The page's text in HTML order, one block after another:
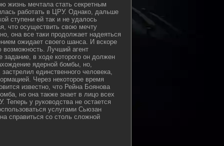
жизнь мечтала стать секретным
работать в ЦРУ. Однако, дальше
ступени ей так и не удалось
что осуществить свою мечту
она все таки продолжает надеяться
ожидает своего шанса. И вскоре
возможность. Лучший агент
задание, в ходе которого он должен
ядерной бомбы, но,
единственного человека,
Через некоторое время
известно, что Рейна Боянова
но она также знает в лицо всех
Теперь у руководства не остается
услугами Сьюзан
справиться со столь сложной